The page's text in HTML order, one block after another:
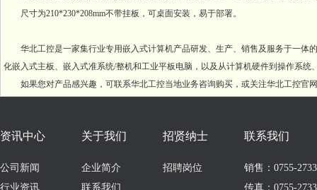
尺寸为210*230*208mm不带挂板，可桌面安装，易于部署。
华北工控是一家集行业专用嵌入式计算机产品研发、生产、销售及服务于一体
化嵌入式主板、嵌入式准系统/整机和工业平板电脑，以及从计算机硬件到操作系统
如果您对产品感兴趣，可联系华北工控当地业务咨询购买，或关注华北工控官
资讯中心
公司新闻
行业资讯
关于我们
企业简介
联系我们
招贤纳士
招聘岗位
联系我们
销售：0755-
传真：0755-